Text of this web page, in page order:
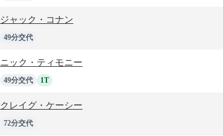
ジャック・コナン
49分交代
ニック・ティモニー
49分交代 1T
クレイグ・ケーシー
72分交代